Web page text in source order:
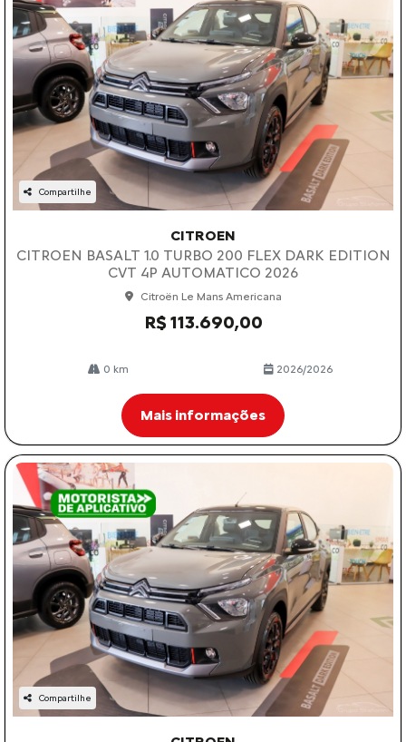
Compartilhe
CITROEN
CITROEN BASALT 1.0 TURBO 200 FLEX DARK EDITION
CVT 4P AUTOMATICO 2026
Citroën Le Mans Americana
R$ 113.690,00
0 km 2026/2026
Mais informações
Compartilhe